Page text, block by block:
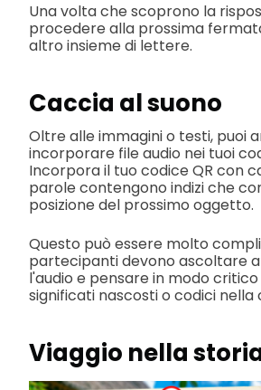
Una volta che scoprono la
procedere alla prossima
altro insieme di lettere.
Caccia al suono
Oltre alle immagini o testi, puoi
incorporare file audio nei tuoi
Incorpora il tuo codice QR con
parole contengono indizi che
posizione del prossimo oggetto.
Questo può essere molto
partecipanti devono ascoltare
l'audio e pensare in modo
significati nascosti o codici nella
Viaggio nella